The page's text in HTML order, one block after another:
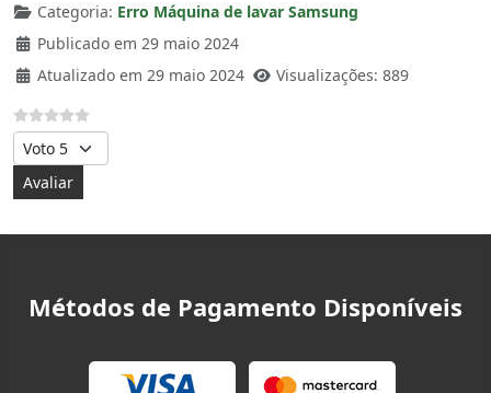
Categoria: Erro Máquina de lavar Samsung
Publicado em 29 maio 2024
Atualizado em 29 maio 2024
Visualizações: 889
Avalie, por favor
Métodos de Pagamento Disponíveis